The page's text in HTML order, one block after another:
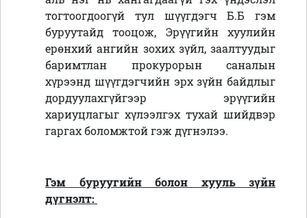
тогтоогдоогүй тул шүүгдэгч Б.Б гэм
буруутайд тооцож, Эрүүгийн хуулийн
ерөнхий ангийн зохих зүйл, заалтуудыг
баримтлан прокурорын саналын
хүрээнд шүүгдэгчийн эрх зүйн байдлыг
дордуулахгүйгээр эрүүгийн
хариуцлагыг хүлээлгэх тухай шийдвэр
гаргах боломжтой гэж дүгнэлээ.
Гэм буруугийн болон хууль зүйн
дүгнэлт: